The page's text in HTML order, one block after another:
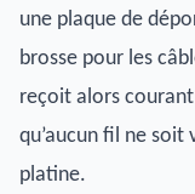
une plaque de
brosse pour les
reçoit alors
qu’aucun fil ne soit
platine.